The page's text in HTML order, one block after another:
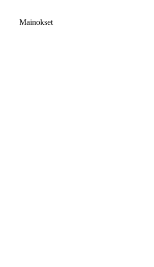
Mainokset